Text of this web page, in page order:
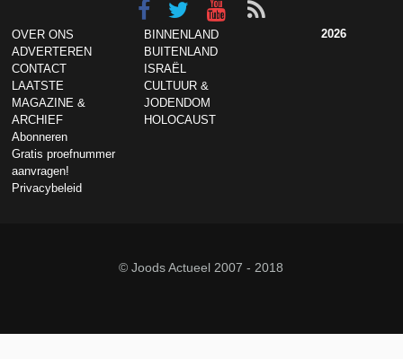
OVER ONS
ADVERTEREN
CONTACT
LAATSTE
MAGAZINE &
ARCHIEF
Abonneren
Gratis proefnummer
aanvragen!
Privacybeleid
BINNENLAND
BUITENLAND
ISRAËL
CULTUUR &
JODENDOM
HOLOCAUST
2026
© Joods Actueel 2007 - 2018